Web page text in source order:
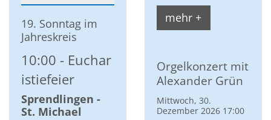
Datum: 9. August 2026
19. Sonntag im
Jahreskreis
10:00
Euchar
istiefeier
Sprendlingen -
St. Michael
mehr +
Orgelkonzert mit
Alexander Grün
Mittwoch, 30.
Dezember 2026 17:00